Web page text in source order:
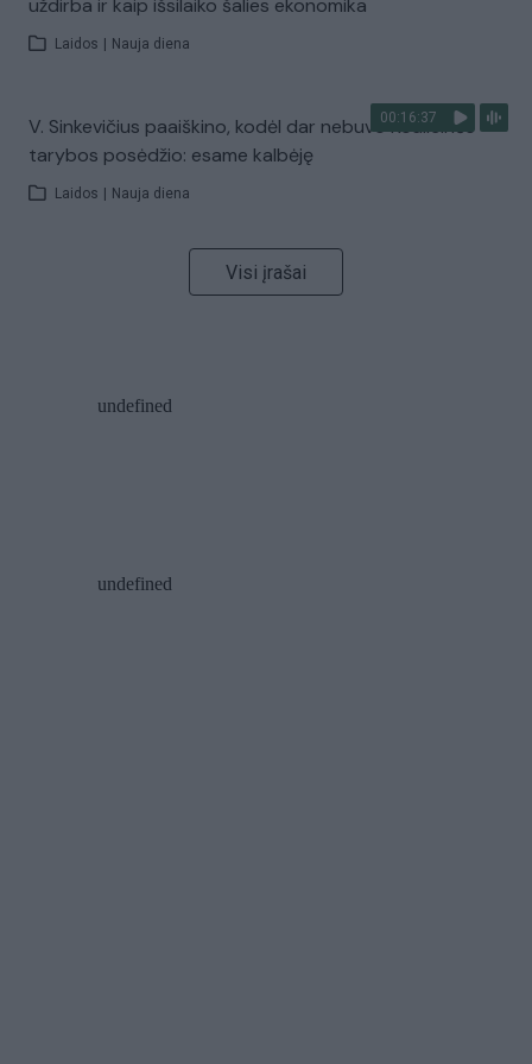
uždirba ir kaip išsilaiko šalies ekonomika
Laidos Nauja diena
00:16:37
V. Sinkevičius paaiškino, kodėl dar nebuvo Koalicinės
tarybos posėdžio: esame kalbėję
Laidos Nauja diena
Visi įrašai